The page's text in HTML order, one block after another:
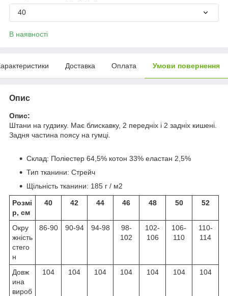
40
В наявності
Доставка Оплата Умови повернення
Опис
Опис:
Штани на гудзику. Має блискавку, 2 передніх і 2 задніх кишені.
Задня частина поясу на гумці.
Склад: Поліестер 64,5% котон 33% еластан 2,5%
Тип тканини: Стрейч
Щільність тканини: 185 г / м2
Розмі
р, см
40 42 44 46 48 50 52
Окру
жність
стего
н
86-90 90-94 94-98
98-
102
102-
106
106-
110
110-
114
Довж
ина
вироб
104 104 104 104 104 104 104